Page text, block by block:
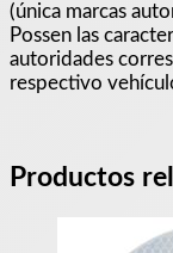
(única marcas
Possen las
autoridades
respectivo
Productos